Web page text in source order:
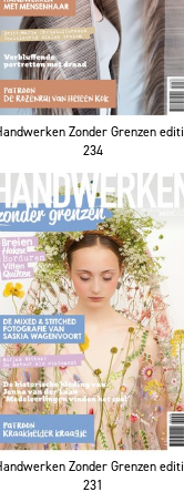
Zonder Grenzen
234
Zonder Grenzen
231